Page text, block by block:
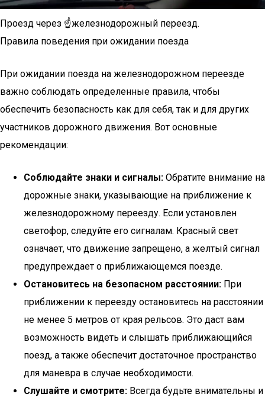
Проезд через ☝️железнодорожный переезд.
Правила поведения при ожидании поезда
При ожидании поезда на железнодорожном переезде
важно соблюдать определенные правила, чтобы
обеспечить безопасность как для себя, так и для других
участников дорожного движения. Вот основные
рекомендации:
Соблюдайте знаки и сигналы: Обратите внимание на
дорожные знаки, указывающие на приближение к
железнодорожному переезду. Если установлен
светофор, следуйте его сигналам. Красный свет
означает, что движение запрещено, а желтый сигнал
предупреждает о приближающемся поезде.
Остановитесь на безопасном расстоянии: При
приближении к переезду остановитесь на расстоянии
не менее 5 метров от края рельсов. Это даст вам
возможность видеть и слышать приближающийся
поезд, а также обеспечит достаточное пространство
для маневра в случае необходимости.
Слушайте и смотрите: Всегда будьте внимательны и